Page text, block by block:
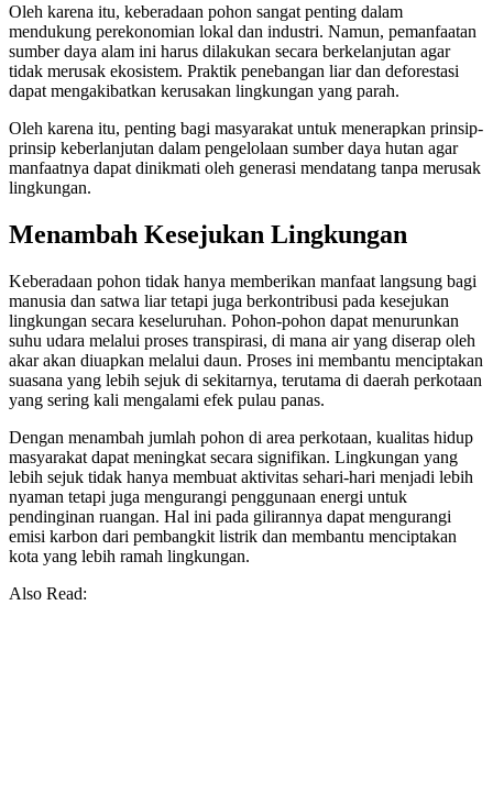
Oleh karena itu, keberadaan pohon sangat penting dalam
mendukung perekonomian lokal dan industri. Namun, pemanfaatan
sumber daya alam ini harus dilakukan secara berkelanjutan agar
tidak merusak ekosistem. Praktik penebangan liar dan deforestasi
dapat mengakibatkan kerusakan lingkungan yang parah.
Oleh karena itu, penting bagi masyarakat untuk menerapkan prinsip-
prinsip keberlanjutan dalam pengelolaan sumber daya hutan agar
manfaatnya dapat dinikmati oleh generasi mendatang tanpa merusak
lingkungan.
Menambah Kesejukan Lingkungan
Keberadaan pohon tidak hanya memberikan manfaat langsung bagi
manusia dan satwa liar tetapi juga berkontribusi pada kesejukan
lingkungan secara keseluruhan. Pohon-pohon dapat menurunkan
suhu udara melalui proses transpirasi, di mana air yang diserap oleh
akar akan diuapkan melalui daun. Proses ini membantu menciptakan
suasana yang lebih sejuk di sekitarnya, terutama di daerah perkotaan
yang sering kali mengalami efek pulau panas.
Dengan menambah jumlah pohon di area perkotaan, kualitas hidup
masyarakat dapat meningkat secara signifikan. Lingkungan yang
lebih sejuk tidak hanya membuat aktivitas sehari-hari menjadi lebih
nyaman tetapi juga mengurangi penggunaan energi untuk
pendinginan ruangan. Hal ini pada gilirannya dapat mengurangi
emisi karbon dari pembangkit listrik dan membantu menciptakan
kota yang lebih ramah lingkungan.
Also Read: